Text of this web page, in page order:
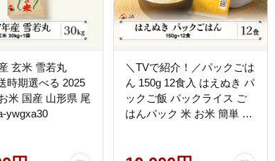
玄米 雪若丸
時期選べる 2025
米 国産 山形県 尾
ywgxa30
＼TVで紹介！／パックごは
ん 150g 12食入 はえぬき パ
ックご飯 パックライス ご
はんパック 米 お米 簡単 レ